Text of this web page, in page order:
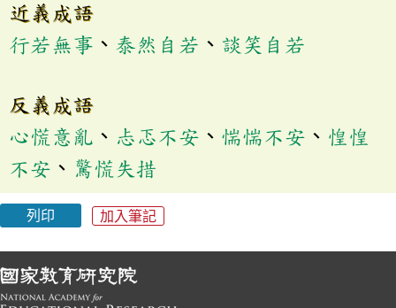
近義成語
行若無事 、 泰然自若 、 談笑自若
反義成語
心慌意亂 、 忐忑不安 、 惴惴不安 、 惶惶
不安 、 驚慌失措
列印 加入筆記